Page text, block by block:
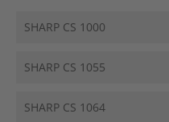
SHARP CS 1000
SHARP CS 1055
SHARP CS 1064